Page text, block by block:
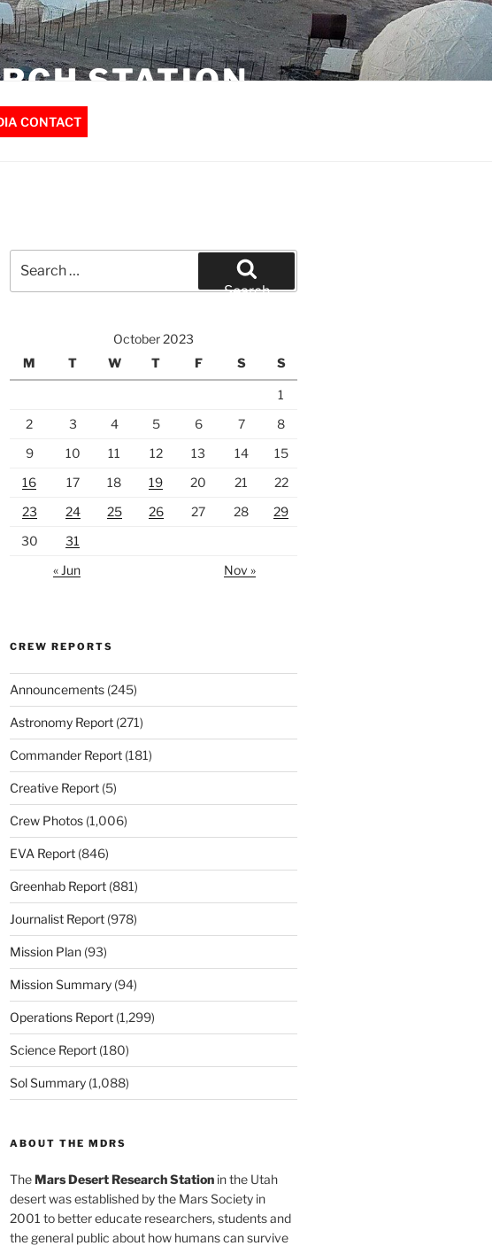
STATION
CONTACT
for:
Search
October 2023
M
T W T F S S
1
2
3 4 5 6 7
8
9
10 11 12 13 14
15
16
17 18 19 20 21
22
23
24 25 26 27 28
29
30
31
« Jun
Nov »
CREW REPORTS
Announcements(245)
Astronomy Report(271)
Commander Report(181)
Creative Report(5)
Crew Photos(1,006)
EVA Report(846)
Greenhab Report(881)
Journalist Report(978)
Mission Plan(93)
Mission Summary(94)
Operations Report(1,299)
Science Report(180)
Sol Summary(1,088)
ABOUT THE MDRS
TheMars Desert Research Stationin the Utah
desert was established by the Mars Society in
2001 to better educate researchers, students and
the general public about how humans can survive